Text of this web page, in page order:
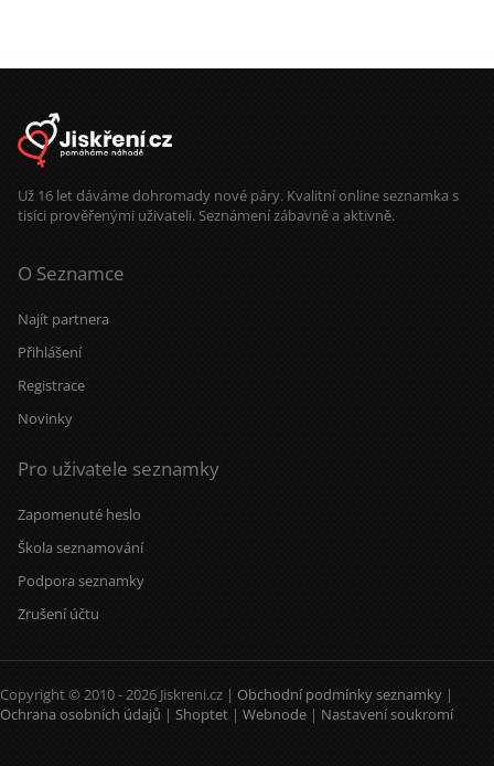
Už 16 let dáváme dohromady nové páry. Kvalitní online seznamka s
tisíci prověřenými uživateli. Seznámení zábavně a aktivně.
O Seznamce
Najít partnera
Přihlášení
Registrace
Novinky
Pro uživatele seznamky
Zapomenuté heslo
Škola seznamování
Podpora seznamky
Zrušení účtu
Copyright © 2010 - 2026 Jiskreni.cz | Obchodní podmínky seznamky |
Ochrana osobních údajů | Shoptet | Webnode | Nastavení soukromí